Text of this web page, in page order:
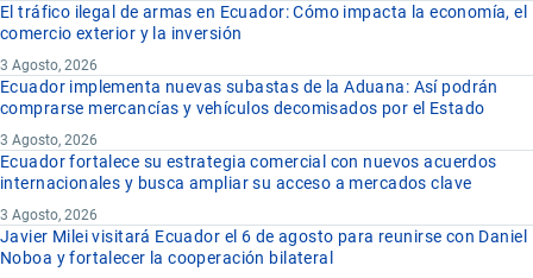
El tráfico ilegal de armas en Ecuador: Cómo impacta la economía, el
comercio exterior y la inversión
3 Agosto, 2026
Ecuador implementa nuevas subastas de la Aduana: Así podrán
comprarse mercancías y vehículos decomisados por el Estado
3 Agosto, 2026
Ecuador fortalece su estrategia comercial con nuevos acuerdos
internacionales y busca ampliar su acceso a mercados clave
3 Agosto, 2026
Javier Milei visitará Ecuador el 6 de agosto para reunirse con Daniel
Noboa y fortalecer la cooperación bilateral